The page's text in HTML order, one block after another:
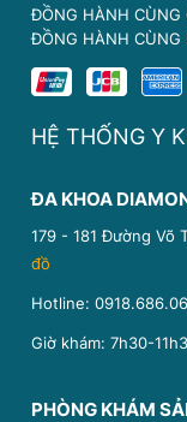
ĐỒNG HÀNH CÙNG
ĐỒNG HÀNH CÙNG
HỆ THỐNG Y
ĐA KHOA
179 - 181 Đường Võ
đồ
Hotline:
Giờ khám: 7h30-
PHÒNG KHÁM